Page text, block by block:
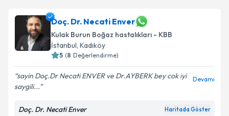
Doç. Dr. Necati Enver
Kulak Burun Boğaz hastalıkları - KBB
İstanbul, Kadıköy
5 (8 Değerlendirme)
sayin Doç.Dr Necati ENVER ve Dr.AYBERK bey cok iyi
saygili...
Devamı
Doç. Dr. Necati Enver Haritada Göster